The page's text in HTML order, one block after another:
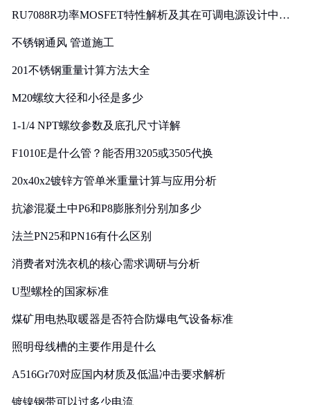
RU7088R功率MOSFET特性解析及其在可调电源设计中的
不锈钢通风 管道施工
201不锈钢重量计算方法大全
M20螺纹大径和小径是多少
1-1/4 NPT螺纹参数及底孔尺寸详解
F1010E是什么管？能否用3205或3505代换
20x40x2镀锌方管单米重量计算与应用分析
抗渗混凝土中P6和P8膨胀剂分别加多少
法兰PN25和PN16有什么区别
消费者对洗衣机的核心需求调研与分析
U型螺栓的国家标准
煤矿用电热取暖器是否符合防爆电气设备标准
照明母线槽的主要作用是什么
A516Gr70对应国内材质及低温冲击要求解析
镀镍钢带可以过多少电流